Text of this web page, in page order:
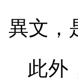
異文，
此外